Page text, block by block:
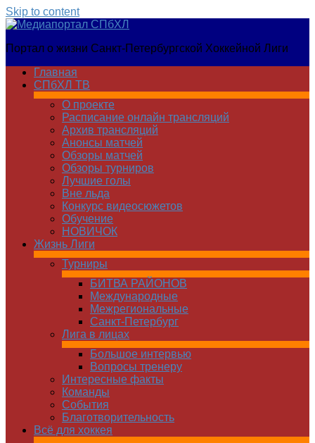
Skip to content
Медиапортал
Портал о жизни Санкт-Петербургской Хоккейной Лиги
Главная
СПбХЛ ТВ
О проекте
Расписание онлайн трансляций
Архив трансляций
Анонсы матчей
Обзоры матчей
Обзоры турниров
Лучшие голы
Вне льда
Конкурс видеосюжетов
Обучение
НОВИЧОК
Жизнь Лиги
Турниры
БИТВА РАЙОНОВ
Международные
Межрегиональные
Санкт-Петербург
Лига в лицах
Большое интервью
Вопросы тренеру
Интересные факты
Команды
Cобытия
Благотворительность
Всё для хоккея